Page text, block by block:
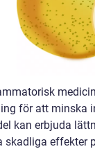
för att minska
kan erbjuda
skadliga effekter